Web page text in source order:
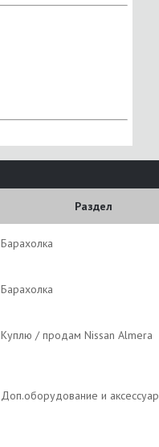
Раздел
Барахолка
Барахолка
Куплю / продам Nissan Almera
Доп.оборудование и